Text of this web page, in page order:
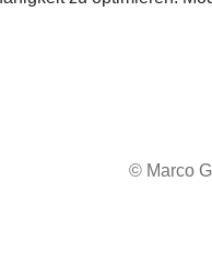
© Marco